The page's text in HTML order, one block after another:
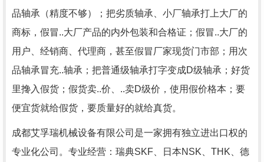
品轴承（精度不够）；把劣质轴承、小厂轴承打上大厂的
商标，假冒..大厂产品的内外包装和合格证；假冒..大厂的
用户、经销商、代理商，甚至假冒厂家现货门市部；用次
品轴承冒充..轴承；把普通级轴承打字变成D级轴承；好货
里搀入假货；假货卖..价、..卖D级价，使用假价格本；要
便宜货就给假货，要质量好的就给真货。
成都艾孚瑞机械设备有限公司是一家拥有独立进出口权的
专业化公司。专业经营：瑞典SKF、日本NSK、THK、德